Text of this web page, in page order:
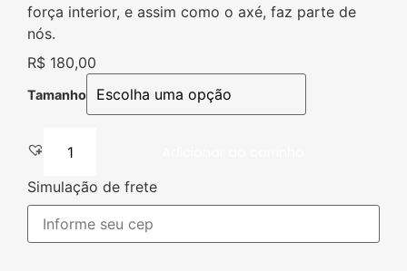
força interior, e assim como o axé, faz parte de
nós.
R$ 180,00
Tamanho
Simulação de frete